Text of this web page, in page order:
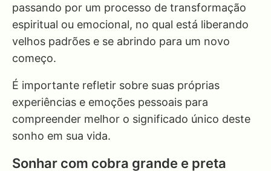
passando por um processo de transformação
espiritual ou emocional, no qual está liberando
velhos padrões e se abrindo para um novo
começo.
É importante refletir sobre suas próprias
experiências e emoções pessoais para
compreender melhor o significado único deste
sonho em sua vida.
Sonhar com cobra grande e preta